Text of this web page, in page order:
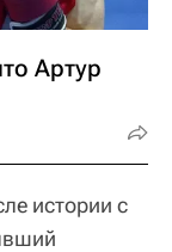
Артур
истории с